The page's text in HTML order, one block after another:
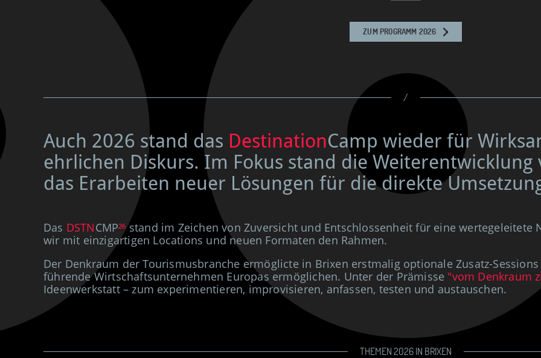
ZUM PROGRAMM 2026
/
Auch 2026 stand das DestinationCamp wieder für
ehrlichen Diskurs. Im Fokus stand die
das Erarbeiten neuer Lösungen für die direkte
Das DSTNCMP²⁶stand im Zeichen von Zuversicht und Entschlossenheit für eine wertegeleitete
wir mit einzigartigen Locations und neuen Formaten den Rahmen.
Der Denkraum der Tourismusbranche ermöglicte in Brixen erstmalig optionale Zusatz-
führende Wirtschaftsunternehmen Europas ermöglichen. Unter der Prämisse "vom Denkraum
Ideenwerkstatt – zum experimentieren, improvisieren, anfassen, testen und austauschen.
THEMEN 2026 IN BRIXEN